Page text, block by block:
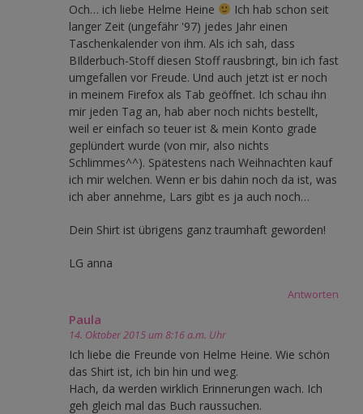
Och… ich liebe Helme Heine
Ich hab schon seit
langer Zeit (ungefähr '97) jedes Jahr einen
Taschenkalender von ihm. Als ich sah, dass
BIlderbuch-Stoff diesen Stoff rausbringt, bin ich fast
umgefallen vor Freude. Und auch jetzt ist er noch
in meinem Firefox als Tab geöffnet. Ich schau ihn
mir jeden Tag an, hab aber noch nichts bestellt,
weil er einfach so teuer ist & mein Konto grade
geplündert wurde (von mir, also nichts
Schlimmes^^). Spätestens nach Weihnachten kauf
ich mir welchen. Wenn er bis dahin noch da ist, was
ich aber annehme, Lars gibt es ja auch noch…
Dein Shirt ist übrigens ganz traumhaft geworden!
LG anna
Antworten
Paula
14. Oktober 2015 um 8:16 a.m. Uhr
Ich liebe die Freunde von Helme Heine. Wie schön
das Shirt ist, ich bin hin und weg.
Hach, da werden wirklich Erinnerungen wach. Ich
geh gleich mal das Buch raussuchen.